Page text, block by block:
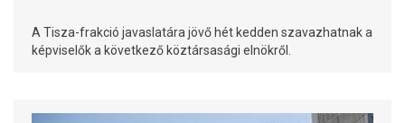
A Tisza-frakció javaslatára jövő hét kedden szavazhatnak a
képviselők a következő köztársasági elnökről.